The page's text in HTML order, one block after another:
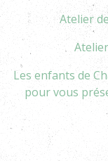
Atelier
Les enfants de
pour vous